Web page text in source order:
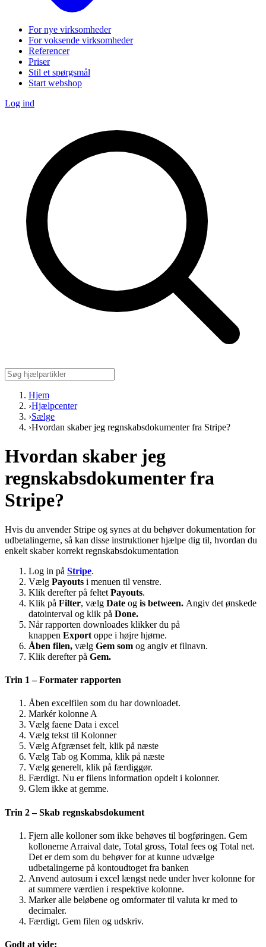
For nye virksomheder
For voksende virksomheder
Referencer
Priser
Stil et spørgsmål
Start webshop
Log ind
Hjem
›Hjælpcenter
›Sælge
›Hvordan skaber jeg regnskabsdokumenter fra Stripe?
Hvordan skaber jeg
regnskabsdokumenter fra
Stripe?
Hvis du anvender Stripe og synes at du behøver dokumentation for
udbetalingerne, så kan disse instruktioner hjælpe dig til, hvordan du
enkelt skaber korrekt regnskabsdokumentation
Log in på Stripe.
Vælg Payouts i menuen til venstre.
Klik derefter på feltet Payouts.
Klik på Filter, vælg Date og is between. Angiv det ønskede
datointerval og klik på Done.
Når rapporten downloades klikker du på
knappen Export oppe i højre hjørne.
Åben filen, vælg Gem som og angiv et filnavn.
Klik derefter på Gem.
Trin 1 – Formater rapporten
Åben excelfilen som du har downloadet.
Markér kolonne A
Vælg faene Data i excel
Vælg tekst til Kolonner
Vælg Afgrænset felt, klik på næste
Vælg Tab og Komma, klik på næste
Vælg generelt, klik på færdiggør.
Færdigt. Nu er filens information opdelt i kolonner.
Glem ikke at gemme.
Trin 2 – Skab regnskabsdokument
Fjern alle kolloner som ikke behøves til bogføringen. Gem
kollonerne Arraival date, Total gross, Total fees og Total net.
Det er dem som du behøver for at kunne udvælge
udbetalingerne på kontoudtoget fra banken
Anvend autosum i excel længst nede under hver kolonne for
at summere værdien i respektive kolonne.
Marker alle beløbene og omformater til valuta kr med to
decimaler.
Færdigt. Gem filen og udskriv.
Godt at vide: